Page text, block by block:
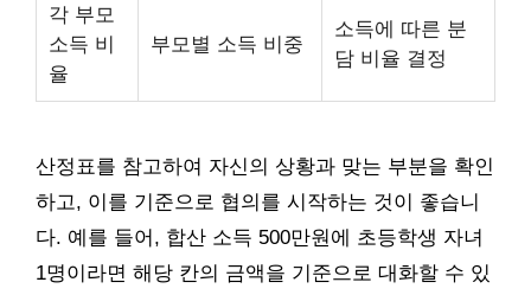
각 부모
소득 비
율
부모별 소득 비중
소득에 따른 분
담 비율 결정
산정표를 참고하여 자신의 상황과 맞는 부분을 확인
하고, 이를 기준으로 협의를 시작하는 것이 좋습니
다. 예를 들어, 합산 소득 500만원에 초등학생 자녀
1명이라면 해당 칸의 금액을 기준으로 대화할 수 있